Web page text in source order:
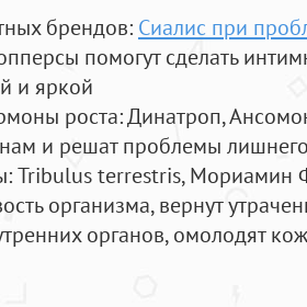
брендов: Сиалис при
помогут сделать
и яркой
роста: Динатроп,
и решат проблемы
Tribulus terrestris, Мориамин
организма, вернут
органов, омолодят